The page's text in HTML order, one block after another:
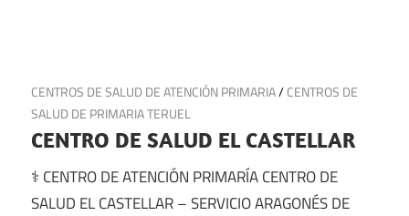
20 de julio de 2025
CENTROS DE SALUD DE ATENCIÓN PRIMARIA/CENTROS DE
SALUD DE PRIMARIA TERUEL
CENTRO DE SALUD EL CASTELLAR
⚕️ CENTRO DE ATENCIÓN PRIMARÍA CENTRO DE
SALUD EL CASTELLAR – SERVICIO ARAGONÉS DE